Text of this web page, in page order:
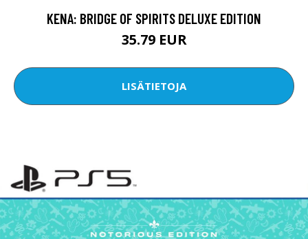
KENA: BRIDGE OF SPIRITS DELUXE EDITION
35.79 EUR
LISÄTIETOJA